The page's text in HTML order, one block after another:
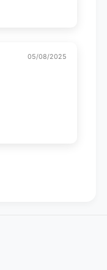
05/08/2025